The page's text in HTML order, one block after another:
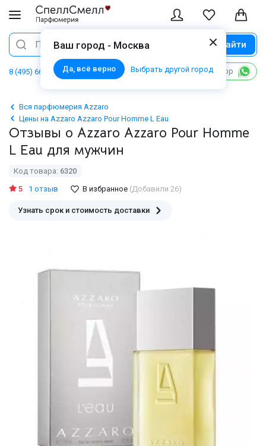
Ваш город - Москва
Да, всё верно Выбрать другой город
Поиск Найти
8 (495) 668 06 02 Написать в WhatsApp
Вся парфюмерия Azzaro
Цены на Azzaro Azzaro Pour Homme L Eau
Отзывы о Azzaro Azzaro Pour Homme
L Eau для мужчин
Код товара: 6320
5
1 отзыв В избранное (Добавили 26)
Узнать срок и стоимость доставки